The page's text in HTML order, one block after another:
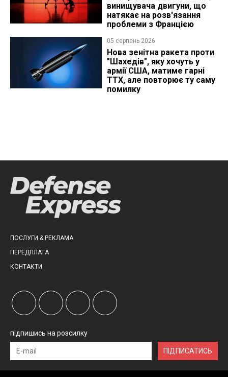
винищувача двигуни, що
натякає на розв'язання
проблеми з Францією
05 серпень 2026
Нова зенітна ракета проти
"Шахедів", яку хочуть у
армії США, матиме гарні
ТТХ, але повторює ту саму
помилку
ПОСЛУГИ & РЕКЛАМА
ПЕРЕДПЛАТА
КОНТАКТИ
підпишись на розсилку
ПІДПИСАТИСЬ